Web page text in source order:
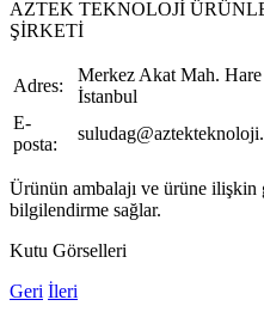
AZTEK TEKNOLOJİ
ŞİRKETİ
Adres:
Merkez Akat Mah.
İstanbul
E-
posta:
Ürünün ambalajı ve ürüne ilişkin
bilgilendirme sağlar.
Kutu Görselleri
Geri İleri